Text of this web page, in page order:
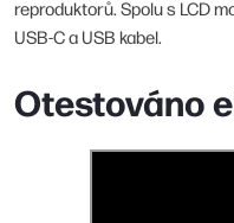
reproduktorů. Spolu s LCD
USB-C a USB kabel.
Otestováno